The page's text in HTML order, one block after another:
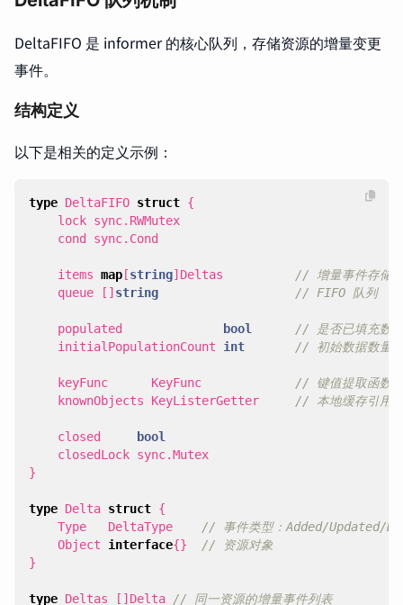
DeltaFIFO 是 informer 的核心队列，存储资源的增量变更
事件。
结构定义
以下是相关的定义示例：
type DeltaFIFO struct {
lock sync. RWMutex
cond
sync. Cond
items map [string] Deltas
// 增量事件存储
queue
[] string // FIFO 队列
populated bool
// 是否已填充数
initialPopulationCount
int // 初始数据数量
keyFunc KeyFunc
// 键值提取函数
knownObjects
KeyListerGetter // 本地缓存引用
closed
bool
closedLock sync.Mutex
}
type Delta struct {
Type
DeltaType
// 事件类型：Added/Updated/
Object
interface{}
// 资源对象
}
type Deltas [] Delta // 同一资源的增量事件列表